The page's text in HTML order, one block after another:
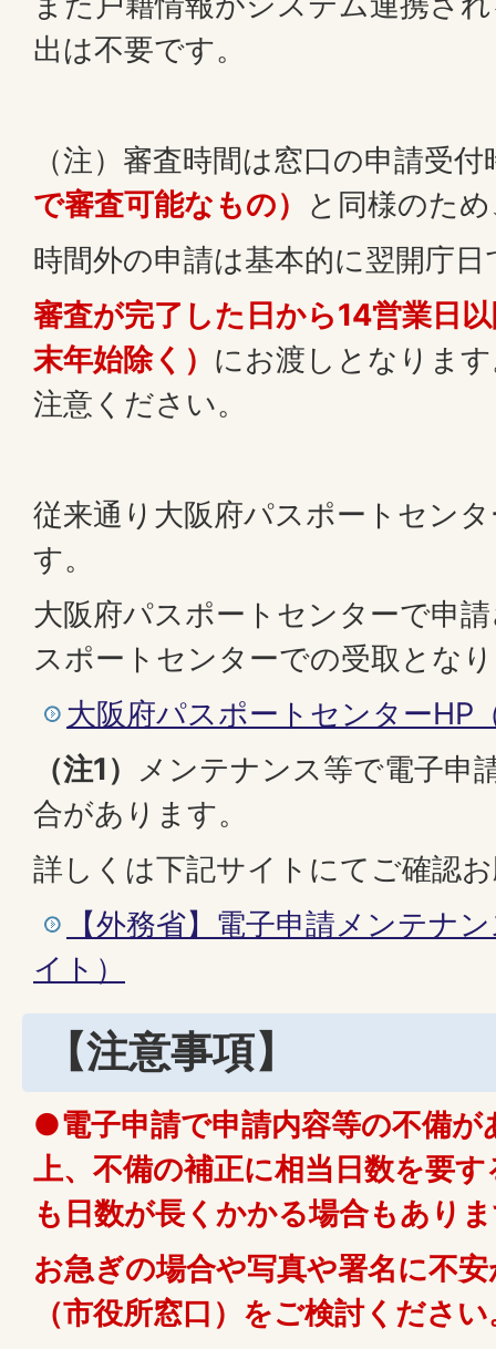
出は不要です。
（注）審査時間は窓口の申請受付
で審査可能なもの）
と同様のた
時間外の申請は基本的に翌開庁
審査が完了した日から14営業日
末年始除く） にお渡しとなりま
注意ください。
従来通り大阪府パスポートセン
す。
大阪府パスポートセンターで申
スポートセンターでの受取とな
大阪府パスポートセンターHP
（注1） メンテナンス等で電子申
合があります。
詳しくは下記サイトにてご確認
【外務省】電子申請メンテナ
イト）
【注意事項】
●電子申請で申請内容等の不備
上、不備の補正に相当日数を要
も日数が長くかかる場合もあり
お急ぎの場合や写真や署名に不
（市役所窓口）をご検討ください